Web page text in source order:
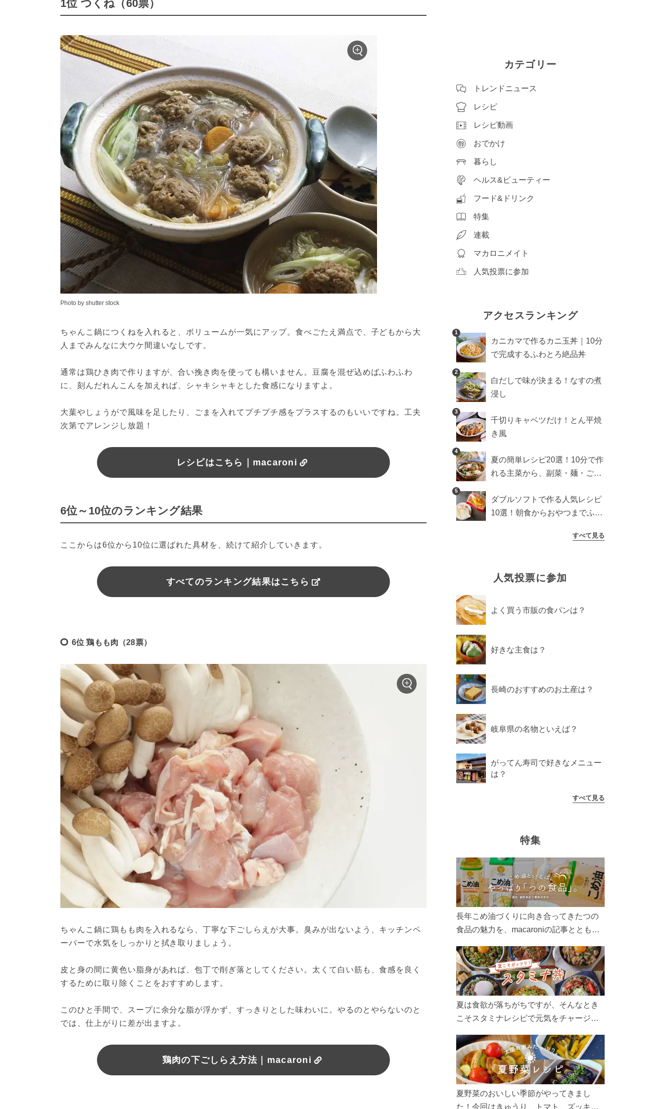
1位 つくね（60票）
Photo by shutter stock
ちゃんこ鍋につくねを入れると、ボリュームが一気にアップ。食べごたえ満点で、子どもから大
人までみんなに大ウケ間違いなしです。
通常は鶏ひき肉で作りますが、合い挽き肉を使っても構いません。豆腐を混ぜ込めばふわふわ
に、刻んだれんこんを加えれば、シャキシャキとした食感になりますよ。
大葉やしょうがで風味を足したり、ごまを入れてプチプチ感をプラスするのもいいですね。工夫
次第でアレンジし放題！
レシピはこちら｜macaroni
6位～10位のランキング結果
ここからは6位から10位に選ばれた具材を、続けて紹介していきます。
すべてのランキング結果はこちら
6位 鶏もも肉（28票）
ちゃんこ鍋に鶏もも肉を入れるなら、丁寧な下ごしらえが大事。臭みが出ないよう、キッチンペ
ーパーで水気をしっかりと拭き取りましょう。
皮と身の間に黄色い脂身があれば、包丁で削ぎ落としてください。太くて白い筋も、食感を良く
するために取り除くことをおすすめします。
このひと手間で、スープに余分な脂が浮かず、すっきりとした味わいに。やるのとやらないのと
では、仕上がりに差が出ますよ。
鶏肉の下ごしらえ方法｜macaroni
カテゴリー
トレンドニュース
レシピ
レシピ動画
おでかけ
暮らし
ヘルス&ビューティー
フード&ドリンク
特集
連載
マカロニメイト
人気投票に参加
アクセスランキング
1
カニカマで作るカニ玉丼｜10分
で完成するふわとろ絶品丼
2
白だしで味が決まる！なすの煮
浸し
3
千切りキャベツだけ！とん平焼
き風
4
夏の簡単レシピ20選！10分で作
れる主菜から、副菜・麺・ごは
5
ダブルソフトで作る人気レシピ
10選！朝食からおやつまでふん
すべて見る
人気投票に参加
よく買う市販の食パンは？
好きな主食は？
長崎のおすすめのお土産は？
岐阜県の名物といえば？
がってん寿司で好きなメニュー
は？
すべて見る
特集
長年こめ油づくりに向き合ってきたつの
食品の魅力を、macaroniの記事とともに
ん、製造現場や品質へのこだわりまで。
こめ油をもっと好きになるコンテンツを
ぜひお楽しみください。
夏は食欲が落ちがちですが、そんなとき
こそスタミナレシピで元気をチャージ！
リ食べて、夏バテを吹き飛ばしましょ
う！
夏野菜のおいしい季節がやってきまし
た！今回はきゅうり、トマト、ズッキー